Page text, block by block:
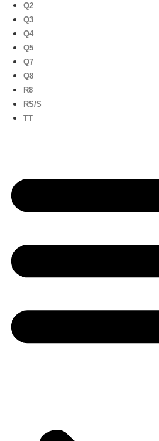
Q2
Q3
Q4
Q5
Q7
Q8
R8
RS/S
TT